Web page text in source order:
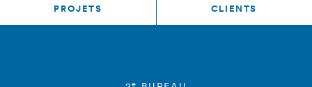
PROJETS CLIENTS
e